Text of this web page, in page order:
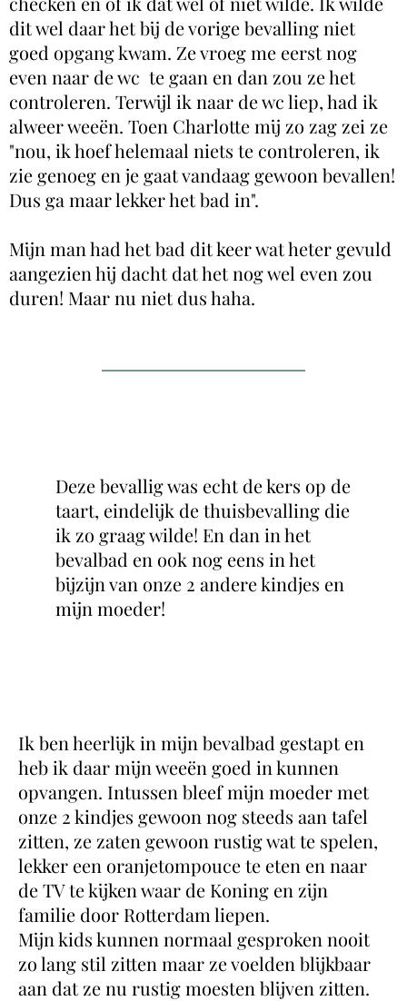
dit wel daar het bij de vorige bevalling niet
goed opgang kwam. Ze vroeg me eerst nog
even naar de wc te gaan en dan zou ze het
controleren. Terwijl ik naar de wc liep, had ik
alweer weeën. Toen Charlotte mij zo zag zei ze
"nou, ik hoef helemaal niets te controleren, ik
zie genoeg en je gaat vandaag gewoon bevallen!
Dus ga maar lekker het bad in".
Mijn man had het bad dit keer wat heter gevuld
aangezien hij dacht dat het nog wel even zou
duren! Maar nu niet dus haha.
Deze bevallig was echt de kers op de
taart, eindelijk de thuisbevalling die
ik zo graag wilde! En dan in het
bevalbad en ook nog eens in het
bijzijn van onze 2 andere kindjes en
mijn moeder!
Ik ben heerlijk in mijn bevalbad gestapt en
heb ik daar mijn weeën goed in kunnen
opvangen. Intussen bleef mijn moeder met
onze 2 kindjes gewoon nog steeds aan tafel
zitten, ze zaten gewoon rustig wat te spelen,
lekker een oranjetompouce te eten en naar
de TV te kijken waar de Koning en zijn
familie door Rotterdam liepen.
Mijn kids kunnen normaal gesproken nooit
zo lang stil zitten maar ze voelden blijkbaar
aan dat ze nu rustig moesten blijven zitten.